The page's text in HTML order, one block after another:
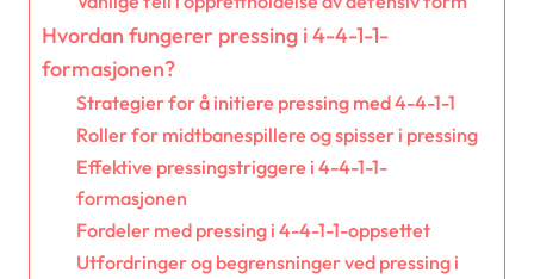
Hvordan fungerer pressing i 4-4-1-1-
formasjonen?
Strategier for å initiere pressing med 4-4-1-1
Roller for midtbanespillere og spisser i pressing
Effektive pressingstriggere i 4-4-1-1-
formasjonen
Fordeler med pressing i 4-4-1-1-oppsettet
Utfordringer og begrensninger ved pressing i